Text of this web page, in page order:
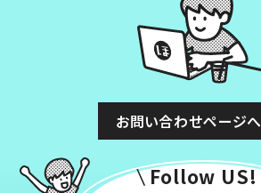
お問い合わせページへ
Follow US!